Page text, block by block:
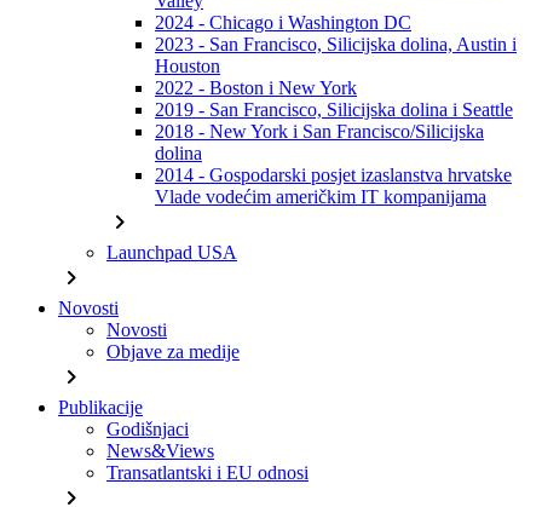
2024 - Chicago i Washington DC
2023 - San Francisco, Silicijska dolina, Austin i
Houston
2022 - Boston i New York
2019 - San Francisco, Silicijska dolina i Seattle
2018 - New York i San Francisco/Silicijska
dolina
2014 - Gospodarski posjet izaslanstva hrvatske
Vlade vodećim američkim IT kompanijama
chevron_right
Launchpad USA
chevron_right
Novosti
Novosti
Objave za medije
chevron_right
Publikacije
Godišnjaci
News&Views
Transatlantski i EU odnosi
chevron_right